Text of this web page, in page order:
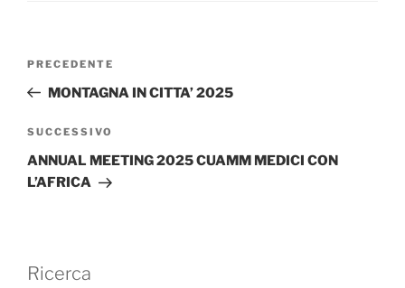
Articolo
precedente:
PRECEDENTE
MONTAGNA IN CITTA’ 2025
Articolo
successivo
SUCCESSIVO
ANNUAL MEETING 2025 CUAMM MEDICI CON
L’AFRICA
Ricerca